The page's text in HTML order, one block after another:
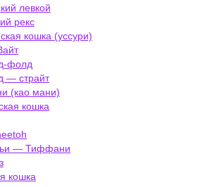
левкой
рекс
кошка (уссури)
фолд
— страйт
(као мани)
кошка
— Тиффани
кошка